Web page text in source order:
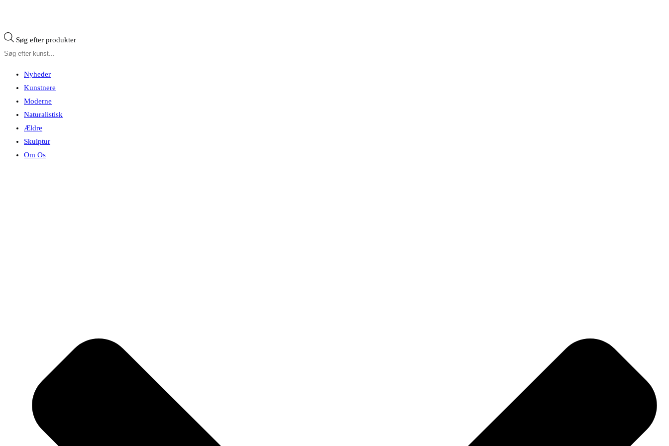
Søg efter produkter
Nyheder
Kunstnere
Moderne
Naturalistisk
Ældre
Skulptur
Om Os